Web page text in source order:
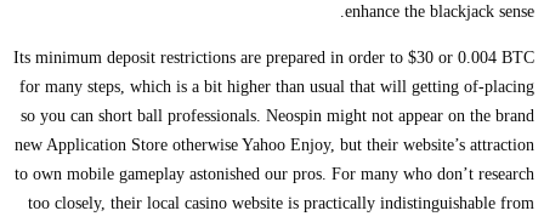
enhance the blackjack sense.
Its minimum deposit restrictions are prepared in order to $30 or 0.004 BTC
for many steps, which is a bit higher than usual that will getting of-placing
so you can short ball professionals. Neospin might not appear on the brand
new Application Store otherwise Yahoo Enjoy, but their website’s attraction
to own mobile gameplay astonished our pros. For many who don’t research
too closely, their local casino website is practically indistinguishable from